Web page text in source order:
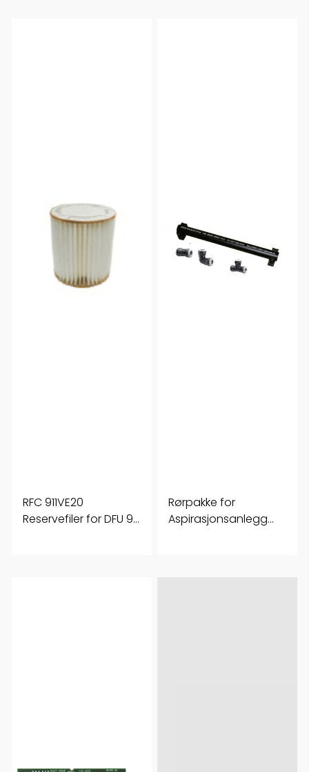
RFC 911VE20
Reservefiler for DFU 911
Rørpakke for
Aspirasjonsanlegg